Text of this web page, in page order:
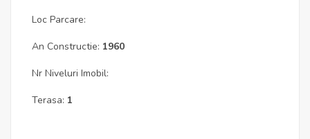
Loc Parcare:
An Constructie: 1960
Nr Niveluri Imobil:
Terasa: 1